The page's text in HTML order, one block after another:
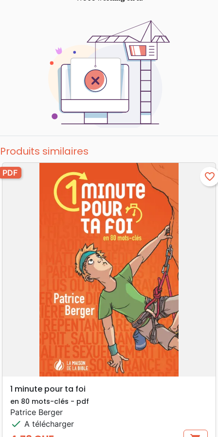
Produits similaires
PDF favorite_border
1 minute pour ta foi
en 80 mots-clés - pdf
Patrice Berger
check A télécharger